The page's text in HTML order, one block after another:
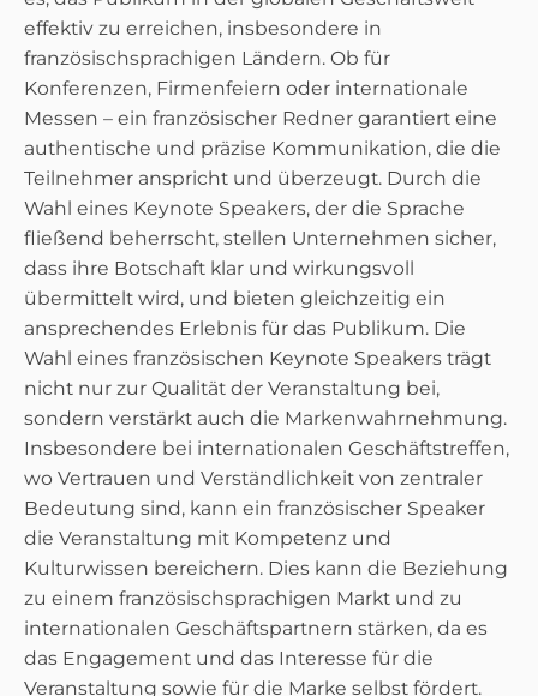
effektiv zu erreichen, insbesondere in
französischsprachigen Ländern. Ob für
Konferenzen, Firmenfeiern oder internationale
Messen – ein französischer Redner garantiert eine
authentische und präzise Kommunikation, die die
Teilnehmer anspricht und überzeugt. Durch die
Wahl eines Keynote Speakers, der die Sprache
fließend beherrscht, stellen Unternehmen sicher,
dass ihre Botschaft klar und wirkungsvoll
übermittelt wird, und bieten gleichzeitig ein
ansprechendes Erlebnis für das Publikum. Die
Wahl eines französischen Keynote Speakers trägt
nicht nur zur Qualität der Veranstaltung bei,
sondern verstärkt auch die Markenwahrnehmung.
Insbesondere bei internationalen Geschäftstreffen,
wo Vertrauen und Verständlichkeit von zentraler
Bedeutung sind, kann ein französischer Speaker
die Veranstaltung mit Kompetenz und
Kulturwissen bereichern. Dies kann die Beziehung
zu einem französischsprachigen Markt und zu
internationalen Geschäftspartnern stärken, da es
das Engagement und das Interesse für die
Veranstaltung sowie für die Marke selbst fördert.